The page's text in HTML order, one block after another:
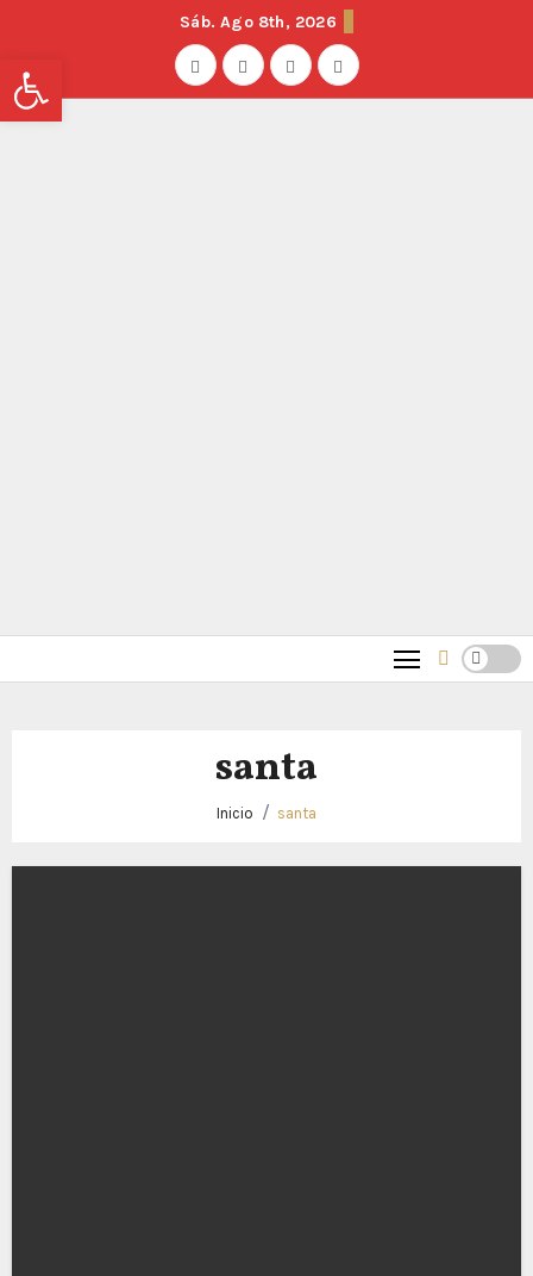
Sáb. Ago 8th, 2026
santa
Inicio santa
Abrir barra de herramientas